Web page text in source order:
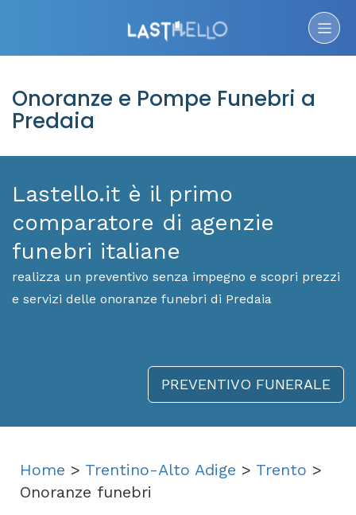
Onoranze e Pompe Funebri a
Predaia
Lastello.it è il primo
comparatore di agenzie
funebri italiane
realizza un preventivo senza impegno e scopri prezzi
e servizi delle onoranze funebri di Predaia
PREVENTIVO FUNERALE
Home > Trentino-Alto Adige > Trento >
Onoranze funebri